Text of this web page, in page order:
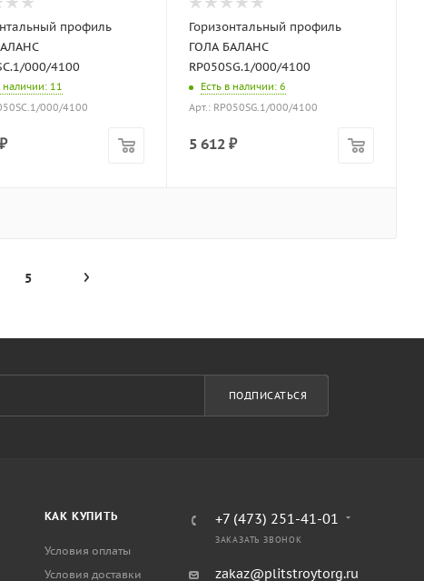
профиль
000/4100
наличии: 11
000/4100
₽
Горизонтальный профиль
ГОЛА БАЛАНС
RP050SG.1/000/4100
Есть в наличии: 6
Арт.: RP050SG.1/000/4100
5 612 ₽
5
ПОДПИСАТЬСЯ
КАК КУПИТЬ
Условия оплаты
Условия доставки
+7 (473) 251-41-01
ЗАКАЗАТЬ ЗВОНОК
zakaz@plitstroytorg.ru